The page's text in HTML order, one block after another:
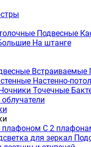
Подвесные
На штанге
Встраиваемые
Настенно-
Точечные
плафоном С 2
для зеркал